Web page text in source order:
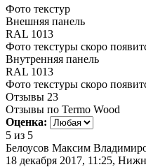
Фото текстур
Внешняя панель
RAL 1013
Фото текстуры скоро
Внутренняя панель
RAL 1013
Фото текстуры скоро
Отзывы 23
Отзывы по Termo Wood
Оценка:
5 из 5
Белоусов Максим
18 декабря 2017, 11:25,